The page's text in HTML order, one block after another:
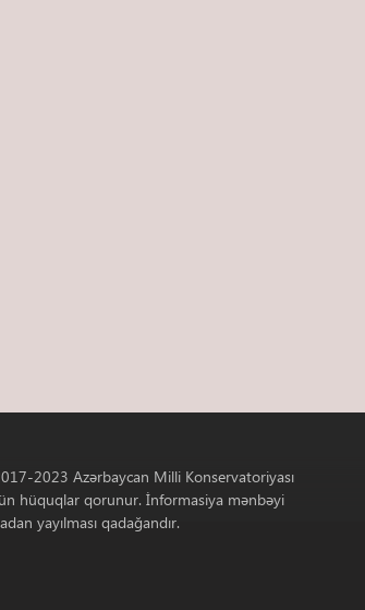
2023 Azərbaycan Milli Konservatoriyası
hüquqlar qorunur. İnformasiya mənbəyi
yayılması qadağandır.